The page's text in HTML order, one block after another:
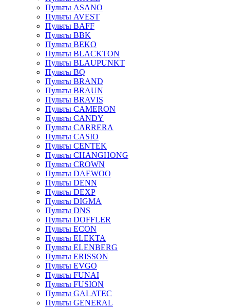
Пульты ASANO
Пульты AVEST
Пульты BAFF
Пульты BBK
Пульты BEKO
Пульты BLACKTON
Пульты BLAUPUNKT
Пульты BQ
Пульты BRAND
Пульты BRAUN
Пульты BRAVIS
Пульты CAMERON
Пульты CANDY
Пульты CARRERA
Пульты CASIO
Пульты CENTEK
Пульты CHANGHONG
Пульты CROWN
Пульты DAEWOO
Пульты DENN
Пульты DEXP
Пульты DIGMA
Пульты DNS
Пульты DOFFLER
Пульты ECON
Пульты ELEKTA
Пульты ELENBERG
Пульты ERISSON
Пульты EVGO
Пульты FUNAI
Пульты FUSION
Пульты GALATEC
Пульты GENERAL